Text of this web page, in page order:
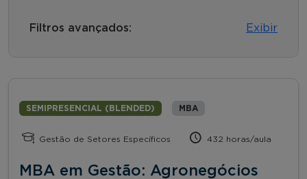
Filtros avançados: Exibir
SEMIPRESENCIAL (BLENDED) MBA
Gestão de Setores Específicos 432 horas/aula
MBA em Gestão: Agronegócios